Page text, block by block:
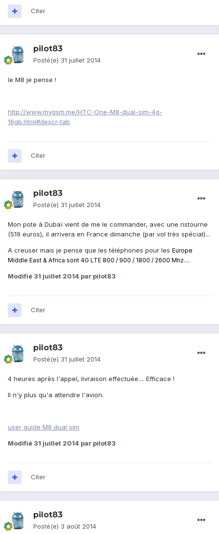
Citer
pilot83
Posté(e) 31 juillet 2014
le M8 je pense !
http://www.mygsm.me/HTC-One-M8-dual-sim-4g-
16gb.html#descr-tab
Citer
pilot83
Posté(e) 31 juillet 2014
Mon pote à Dubaï vient de me le commander, avec une ristourne
(519 euros), il arrivera en France dimanche (par vol très spécial)...
A creuser mais je pense que les téléphones pour les Europe
Middle East & Africa sont 4G LTE 800 / 900 / 1800 / 2600 Mhz....
Modifié 31 juillet 2014 par pilot83
Citer
pilot83
Posté(e) 31 juillet 2014
4 heures après l'appel, livraison effectuée.... Efficace !
Il n'y plus qu'a attendre l'avion.
user guide M8 dual sim
Modifié 31 juillet 2014 par pilot83
Citer
pilot83
Posté(e) 3 août 2014